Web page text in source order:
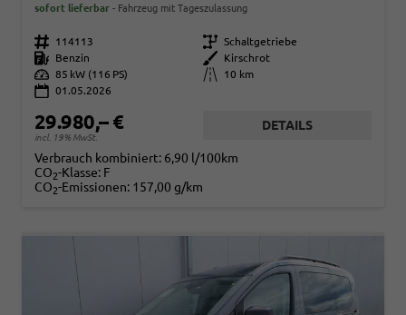
sofort lieferbar Fahrzeug mit Tageszulassung
Fahrzeugnr. 114113 Getriebe Schaltgetriebe
Kraftstoff
Benzin Außenfarbe
Kirschrot
Leistung 85 kW (116 PS) Kilometerstand
10 km
01.05.2026
29.980,– €
incl. 19% MwSt.
DETAILS
Verbrauch kombiniert: 6,90 l/100km
CO2-Klasse: F
CO2-Emissionen: 157,00 g/km